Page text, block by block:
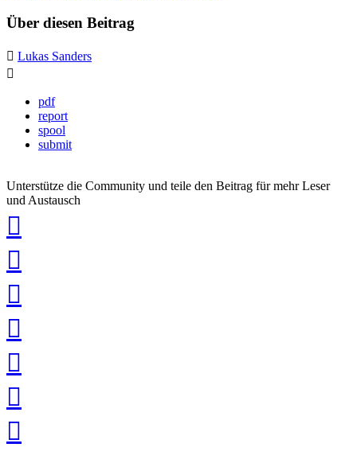
Über diesen Beitrag
Lukas Sanders
pdf
report
spool
submit
Unterstütze die Community und teile den Beitrag für mehr Leser
und Austausch
teilen
teilen
teilen
teilen
speichern
via
teilenteilen